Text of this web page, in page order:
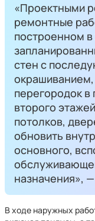
«Проектными
ремонтные
построенном в
стен с
перегородок
второго
потолков,
обновить
основного,
назначения»,
В ходе наружных